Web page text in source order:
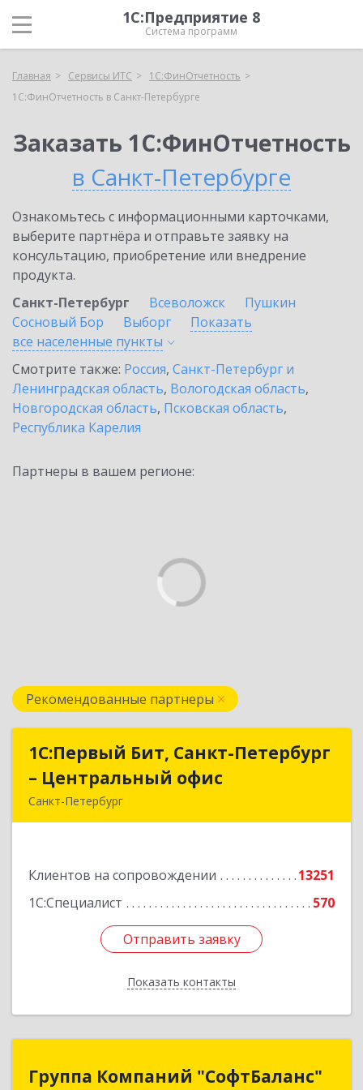
1С:Предприятие 8
Система программ
Главная Сервисы ИТС
1С:ФинОтчетность
1С:ФинОтчетность в Санкт-Петербурге
Заказать 1С:ФинОтчетность
в Санкт-Петербурге
Ознакомьтесь с информационными карточками,
выберите партнёра и отправьте заявку на
консультацию, приобретение или внедрение
продукта.
Санкт-Петербург
Всеволожск
Пушкин
Сосновый Бор
Выборг
Показать
все населенные пункты
Смотрите также: Россия, Санкт-Петербург и
Ленинградская область, Вологодская область,
Новгородская область, Псковская область,
Республика Карелия
Партнеры в вашем регионе:
Рекомендованные партнеры
1С:Первый Бит, Санкт-Петербург
– Центральный офис
Санкт-Петербург
Клиентов на сопровождении
13251
1С:Специалист
570
Отправить заявку
Показать контакты
1С:Первый Бит, Санкт-Петербург
– Центральный офис
Отправить заявку
Назад
Группа Компаний "СофтБаланс"
Группа Компаний "СофтБаланс"